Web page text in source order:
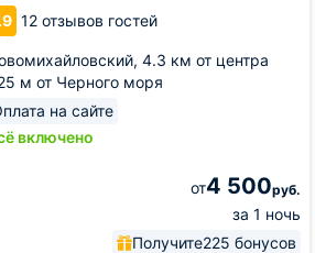
12 отзывов гостей
4.3 км от центра
м от Черного моря
на сайте
включено
от4 500руб.
за 1 ночь
Получите225 бонусов